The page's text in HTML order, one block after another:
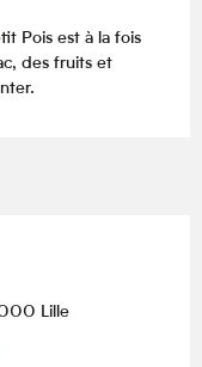
Pois est à la fois
des fruits et
Lille